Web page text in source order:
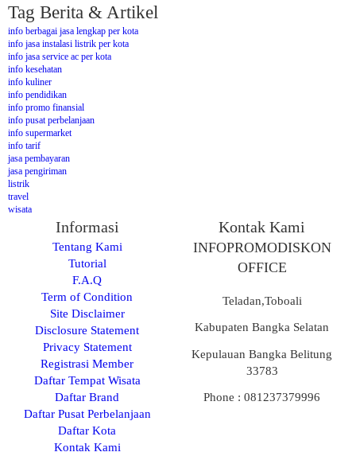
Tag Berita & Artikel
info berbagai jasa lengkap per kota
info jasa instalasi listrik per kota
info jasa service ac per kota
info kesehatan
info kuliner
info pendidikan
info promo finansial
info pusat perbelanjaan
info supermarket
info tarif
jasa pembayaran
jasa pengiriman
listrik
travel
wisata
Informasi
Tentang Kami
Tutorial
F.A.Q
Term of Condition
Site Disclaimer
Disclosure Statement
Privacy Statement
Registrasi Member
Daftar Tempat Wisata
Daftar Brand
Daftar Pusat Perbelanjaan
Daftar Kota
Kontak Kami
Kontak Kami
INFOPROMODISKON
OFFICE
Teladan,Toboali
Kabupaten Bangka Selatan
Kepulauan Bangka Belitung
33783
Phone : 081237379996